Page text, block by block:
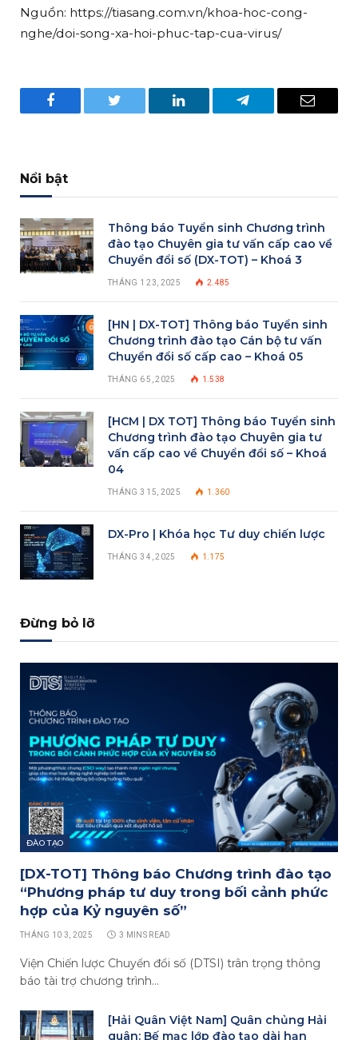
Nguồn: https://tiasang.com.vn/khoa-hoc-cong-
nghe/doi-song-xa-hoi-phuc-tap-cua-virus/
Facebook Twitter LinkedIn Telegram Email
Nổi bật
Thông báo Tuyển sinh Chương trình
đào tạo Chuyên gia tư vấn cấp cao về
Chuyển đổi số (DX-TOT) – Khoá 3
THÁNG 1 23, 2025 2.485
[HN | DX-TOT] Thông báo Tuyển sinh
Chương trình đào tạo Cán bộ tư vấn
Chuyển đổi số cấp cao – Khoá 05
THÁNG 6 5, 2025 1.538
[HCM | DX TOT] Thông báo Tuyển sinh
Chương trình đào tạo Chuyên gia tư
vấn cấp cao về Chuyển đổi số – Khoá
04
THÁNG 3 15, 2025 1.360
DX-Pro | Khóa học Tư duy chiến lược
THÁNG 3 4, 2025 1.175
Đừng bỏ lỡ
ĐÀO TẠO
[DX-TOT] Thông báo Chương trình đào tạo
“Phương pháp tư duy trong bối cảnh phức
hợp của Kỷ nguyên số”
THÁNG 10 3, 2025 3 MINS READ
Viện Chiến lược Chuyển đổi số (DTSI) trân trọng thông
báo tài trợ chương trình…
[Hải Quân Việt Nam] Quân chủng Hải
quân: Bế mạc lớp đào tạo dài hạn